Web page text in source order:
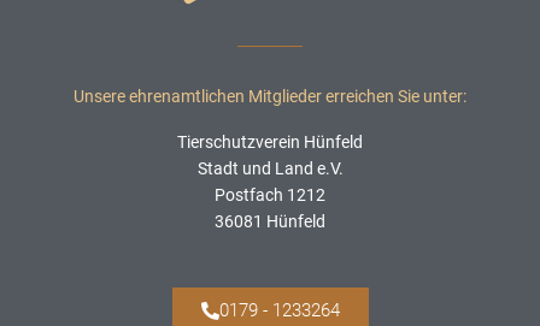
Unsere ehrenamtlichen Mitglieder erreichen Sie unter:
Tierschutzverein Hünfeld
Stadt und Land e.V.
Postfach 1212
36081 Hünfeld
0179 - 1233264